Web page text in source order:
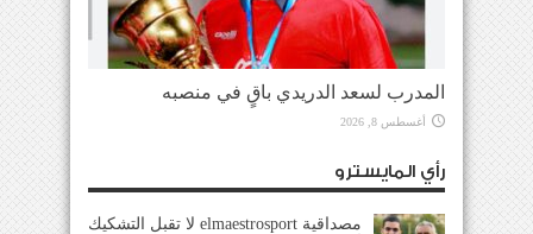
المدرب لسعد الدريدي باقٍ في منصبه
أغسطس 8, 2026
رأي المايسترو
مصداقية elmaestrosport لا تقبل التشكيك